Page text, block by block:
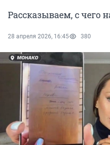
Рассказываем, с чего
28 апреля 2026, 16:45 380